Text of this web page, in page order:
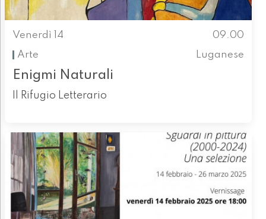
Venerdì 14
09.00
Arte
Luganese
Enigmi Naturali
Il Rifugio Letterario